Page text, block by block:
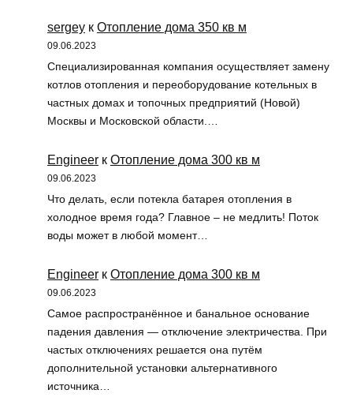
sergey к Отопление дома 350 кв м
09.06.2023
Специализированная компания осуществляет замену
котлов отопления и переоборудование котельных в
частных домах и топочных предприятий (Новой)
Москвы и Московской области.…
Engineer к Отопление дома 300 кв м
09.06.2023
Что делать, если потекла батарея отопления в
холодное время года? Главное – не медлить! Поток
воды может в любой момент…
Engineer к Отопление дома 300 кв м
09.06.2023
Самое распространённое и банальное основание
падения давления — отключение электричества. При
частых отключениях решается она путём
дополнительной установки альтернативного
источника…